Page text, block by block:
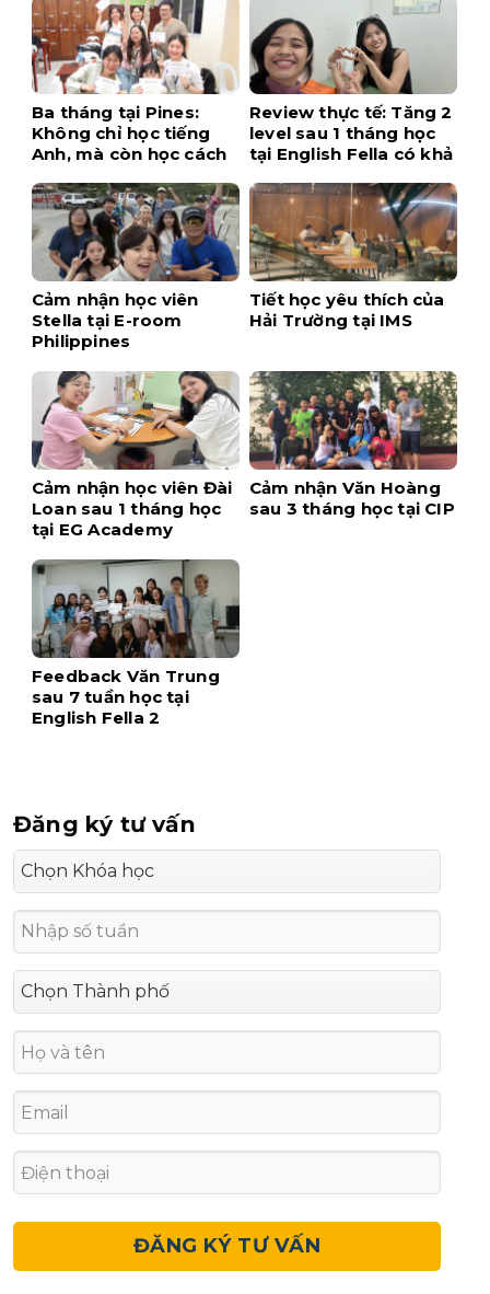
Ba tháng tại Pines:
Không chỉ học tiếng
Anh, mà còn học cách
Review thực tế: Tăng 2
level sau 1 tháng học
tại English Fella có khả
Cảm nhận học viên
Stella tại E-room
Philippines
Tiết học yêu thích của
Hải Trường tại IMS
Cảm nhận học viên Đài
Loan sau 1 tháng học
tại EG Academy
Cảm nhận Văn Hoàng
sau 3 tháng học tại CIP
Feedback Văn Trung
sau 7 tuần học tại
English Fella 2
Đăng ký tư vấn